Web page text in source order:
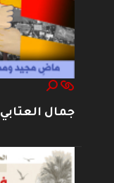
جمال العتابي